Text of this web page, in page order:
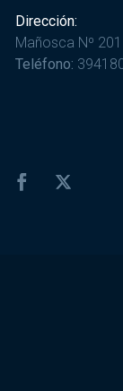
Dirección:
Mañosca Nº
Teléfono: